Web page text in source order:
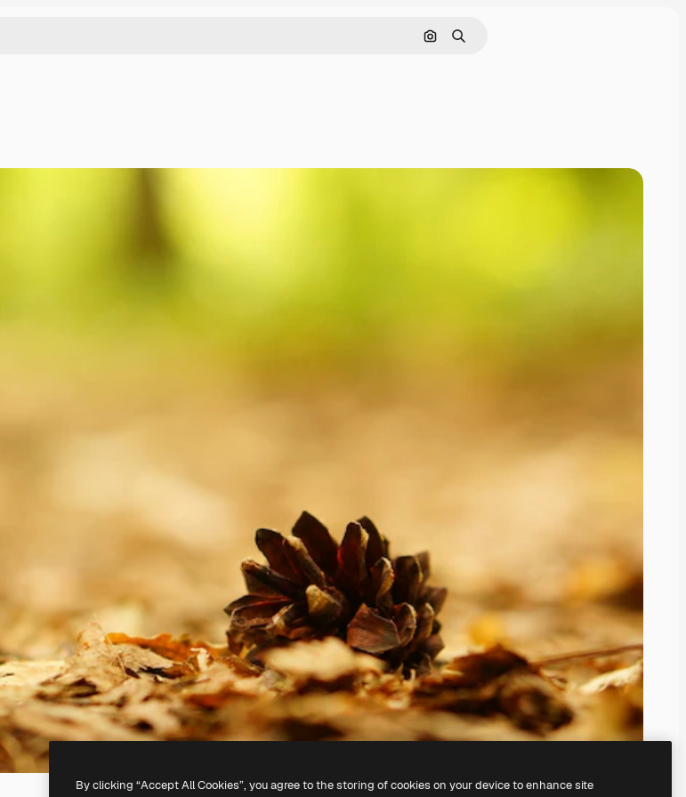
इमेज से खोजें
खोजें
By clicking “Accept All Cookies”, you agree to the storing of cookies on your device to enhance site